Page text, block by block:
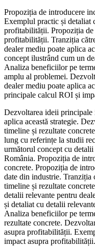
Propoziția de introducere
Exemplul practic și detaliat
profitabilității. Propoziția
profitabilității. Tranziția
dealer mediu poate aplica
concept ilustrând cum un
Analiza beneficiilor pe
amplu al problemei.
dealer mediu poate aplica
principale calcul ROI și
Dezvoltarea ideii principale
aplica această strategie.
timeline și rezultate
lung cu referințe la studii
următorul concept cu
România. Propoziția de
concrete. Propoziția de
date din industrie. Tranziția
timeline și rezultate
detalii relevante pentru
și detaliat cu detalii
Analiza beneficiilor pe
rezultate concrete.
asupra profitabilității.
impact asupra profitabilității.